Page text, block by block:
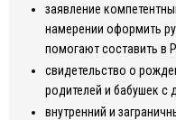
заявление
намерении оформить
помогают составить в
свидетельство о
родителей и бабушек с
внутренний и